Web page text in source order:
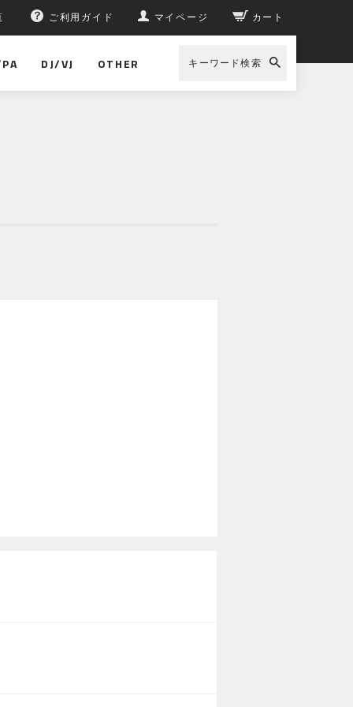
ご利用ガイド マイページ カート
DJ/VJ OTHER キーワード検索